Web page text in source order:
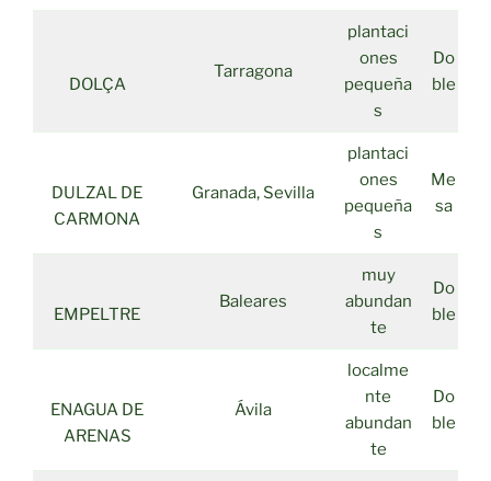
DOLÇA
Tarragona
plantaci
ones
pequeña
s
Do
ble
DULZAL DE
CARMONA
Granada, Sevilla
plantaci
ones
pequeña
s
Me
sa
EMPELTRE
Baleares
muy
abundan
te
Do
ble
ENAGUA DE
ARENAS
Ávila
localme
nte
abundan
te
Do
ble